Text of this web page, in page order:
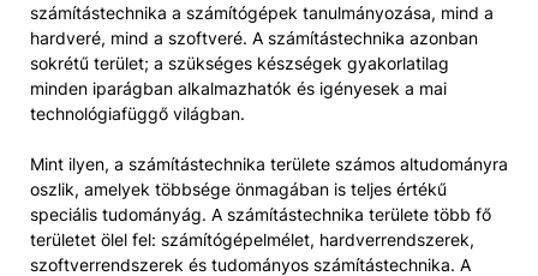
számítástechnika a számítógépek tanulmányozása, mind a
hardveré, mind a szoftveré. A számítástechnika azonban
sokrétű terület; a szükséges készségek gyakorlatilag
minden iparágban alkalmazhatók és igényesek a mai
technológiafüggő világban.
Mint ilyen, a számítástechnika területe számos altudományra
oszlik, amelyek többsége önmagában is teljes értékű
speciális tudományág. A számítástechnika területe több fő
területet ölel fel: számítógépelmélet, hardverrendszerek,
szoftverrendszerek és tudományos számítástechnika. A